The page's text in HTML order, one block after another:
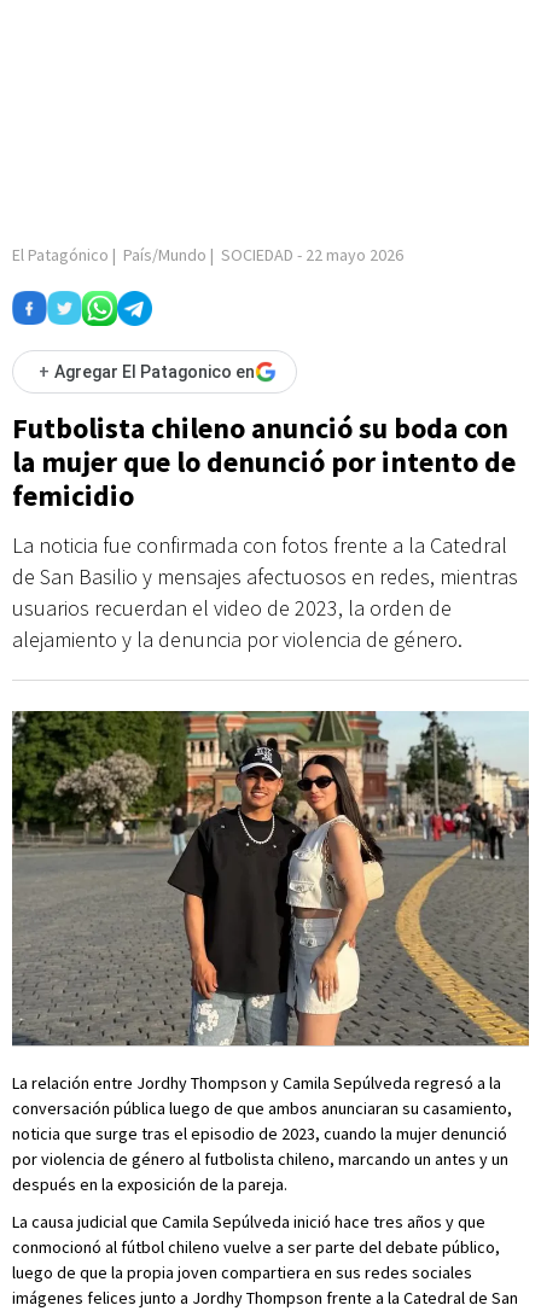
El Patagónico | País/Mundo | SOCIEDAD - 22 mayo 2026
+ Agregar El Patagonico en
Futbolista chileno anunció su boda con
la mujer que lo denunció por intento de
femicidio
La noticia fue confirmada con fotos frente a la Catedral
de San Basilio y mensajes afectuosos en redes, mientras
usuarios recuerdan el video de 2023, la orden de
alejamiento y la denuncia por violencia de género.
La relación entre Jordhy Thompson y Camila Sepúlveda regresó a la
conversación pública luego de que ambos anunciaran su casamiento,
noticia que surge tras el episodio de 2023, cuando la mujer denunció
por violencia de género al futbolista chileno, marcando un antes y un
después en la exposición de la pareja.
La causa judicial que Camila Sepúlveda inició hace tres años y que
conmocionó al fútbol chileno vuelve a ser parte del debate público,
luego de que la propia joven compartiera en sus redes sociales
imágenes felices junto a Jordhy Thompson frente a la Catedral de San